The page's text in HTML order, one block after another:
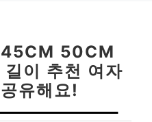
45CM 50CM
이 추천 여자
유해요!